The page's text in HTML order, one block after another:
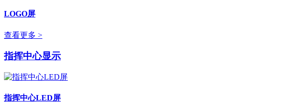
LOGO屏
查看更多 >
指挥中心显示
指挥中心LED屏